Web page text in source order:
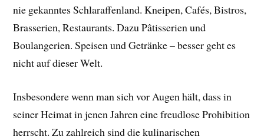
nie gekanntes Schlaraffenland. Kneipen, Cafés, Bistros,
Brasserien, Restaurants. Dazu Pâtisserien und
Boulangerien. Speisen und Getränke – besser geht es
nicht auf dieser Welt.
Insbesondere wenn man sich vor Augen hält, dass in
seiner Heimat in jenen Jahren eine freudlose Prohibition
herrscht. Zu zahlreich sind die kulinarischen